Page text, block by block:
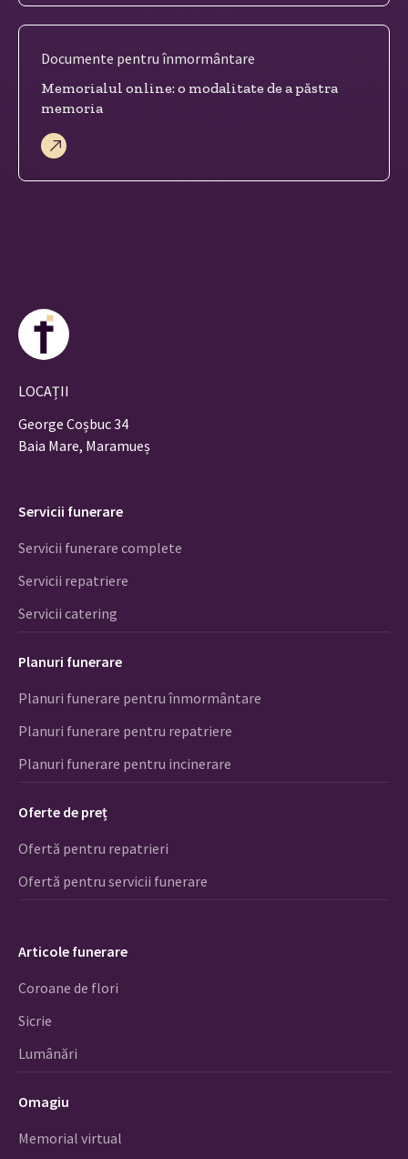
Documente pentru înmormântare
Memorialul online: o modalitate de a păstra
memoria
LOCAȚII
George Coșbuc 34
Baia Mare, Maramueș
Servicii funerare
Servicii funerare complete
Servicii repatriere
Servicii catering
Planuri funerare
Planuri funerare pentru înmormântare
Planuri funerare pentru repatriere
Planuri funerare pentru incinerare
Oferte de preț
Ofertă pentru repatrieri
Ofertă pentru servicii funerare
Articole funerare
Coroane de flori
Sicrie
Lumânări
Omagiu
Memorial virtual